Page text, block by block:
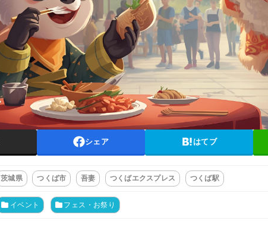
シェア はてブ
茨城県 つくば市 吾妻 つくばエクスプレス つくば駅
イベント フェス・お祭り